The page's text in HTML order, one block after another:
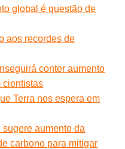
global é questão de
aos recordes de
conter aumento
cientistas
Terra nos espera em
aumento da
carbono para mitigar